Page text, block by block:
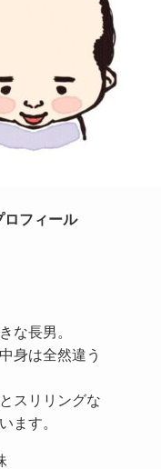
フィール
な長男。
身は全然違う
スリリングな
ます。